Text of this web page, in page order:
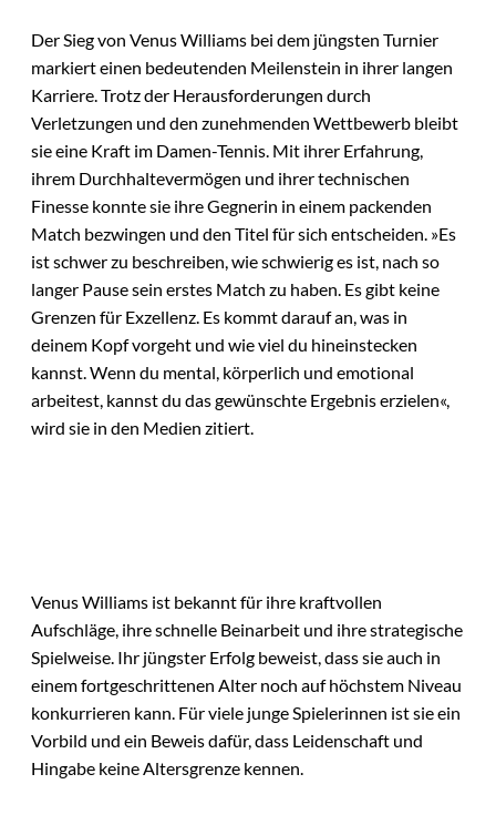
Der Sieg von Venus Williams bei dem jüngsten Turnier
markiert einen bedeutenden Meilenstein in ihrer langen
Karriere. Trotz der Herausforderungen durch
Verletzungen und den zunehmenden Wettbewerb bleibt
sie eine Kraft im Damen-Tennis. Mit ihrer Erfahrung,
ihrem Durchhaltevermögen und ihrer technischen
Finesse konnte sie ihre Gegnerin in einem packenden
Match bezwingen und den Titel für sich entscheiden. »Es
ist schwer zu beschreiben, wie schwierig es ist, nach so
langer Pause sein erstes Match zu haben. Es gibt keine
Grenzen für Exzellenz. Es kommt darauf an, was in
deinem Kopf vorgeht und wie viel du hineinstecken
kannst. Wenn du mental, körperlich und emotional
arbeitest, kannst du das gewünschte Ergebnis erzielen«,
wird sie in den Medien zitiert.
Venus Williams ist bekannt für ihre kraftvollen
Aufschläge, ihre schnelle Beinarbeit und ihre strategische
Spielweise. Ihr jüngster Erfolg beweist, dass sie auch in
einem fortgeschrittenen Alter noch auf höchstem Niveau
konkurrieren kann. Für viele junge Spielerinnen ist sie ein
Vorbild und ein Beweis dafür, dass Leidenschaft und
Hingabe keine Altersgrenze kennen.